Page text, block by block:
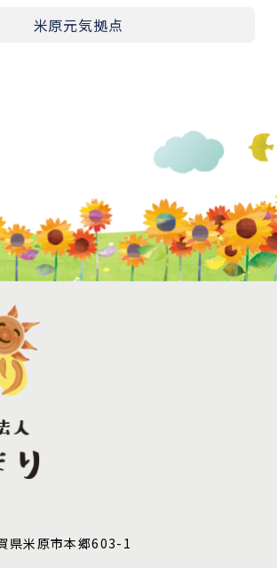
米原元気拠点
県米原市本郷603-1